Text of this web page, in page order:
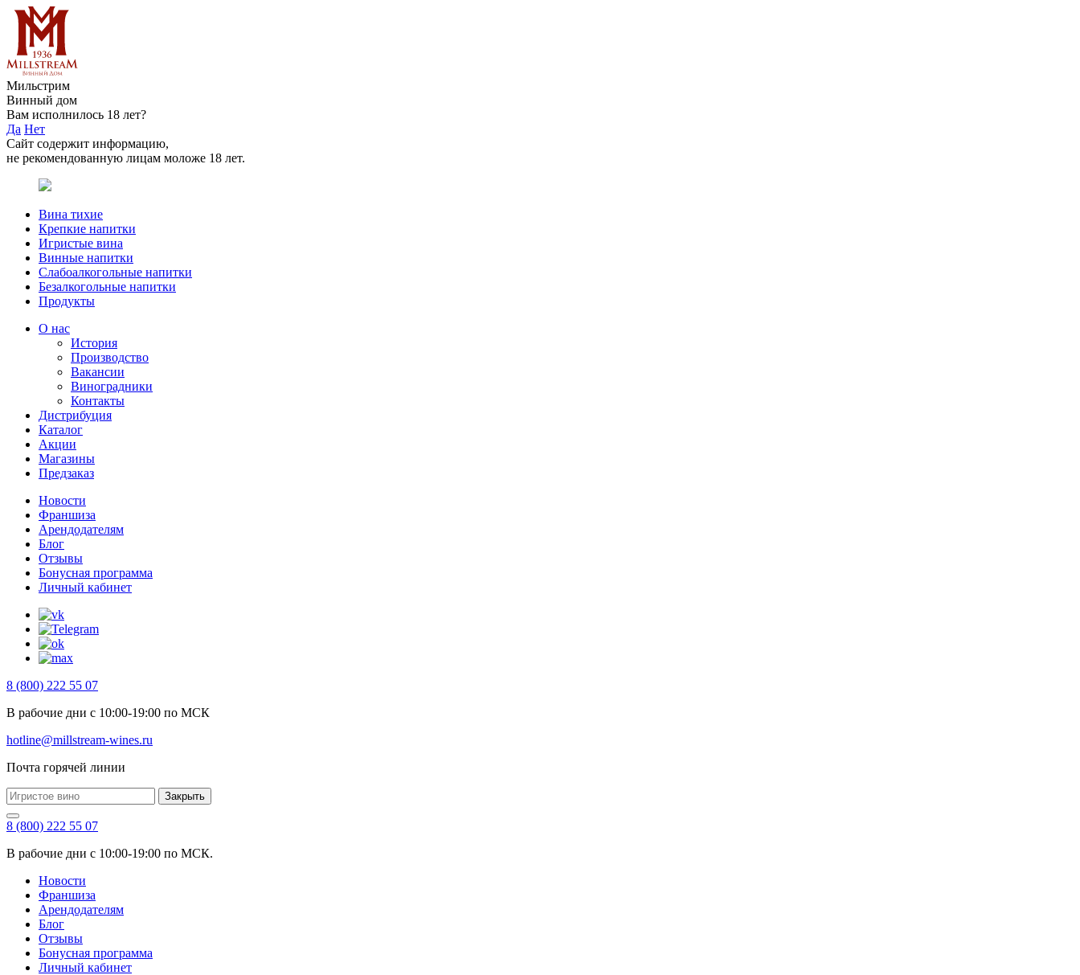
Мильстрим
Винный дом
Вам исполнилось 18 лет?
Да Нет
Сайт содержит информацию,
не рекомендованную лицам моложе 18 лет.
Вина тихие
Крепкие напитки
Игристые вина
Винные напитки
Слабоалкогольные напитки
Безалкогольные напитки
Продукты
О нас
История
Производство
Вакансии
Виноградники
Контакты
Дистрибуция
Каталог
Акции
Магазины
Предзаказ
Новости
Франшиза
Арендодателям
Блог
Отзывы
Бонусная программа
Личный кабинет
8 (800) 222 55 07
В рабочие дни с 10:00-19:00 по МСК
hotline@millstream-wines.ru
Почта горячей линии
Закрыть
8 (800) 222 55 07
В рабочие дни с 10:00-19:00 по МСК.
Новости
Франшиза
Арендодателям
Блог
Отзывы
Бонусная программа
Личный кабинет